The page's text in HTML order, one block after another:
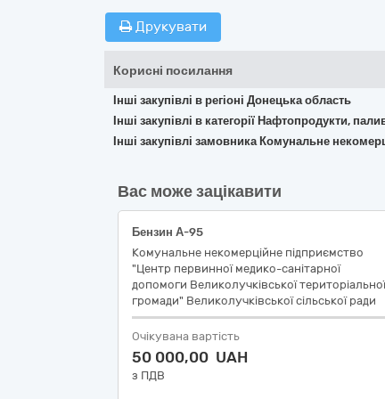
Друкувати
Корисні посилання
Інші закупівлі в регіоні Донецька область
Інші закупівлі в категорії Нафтопродукти,
Інші закупівлі замовника Комунальне
Вас може зацікавити
Бензин А-95
Комунальне некомерційне підприємство
"Центр первинної медико-санітарної
допомоги Великолучківської територіальної
громади" Великолучківської сільської ради
Очікувана вартість
50 000,00 UAH
з ПДВ